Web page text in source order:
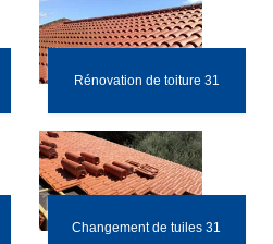
Rénovation de toiture 31
Changement de tuiles 31